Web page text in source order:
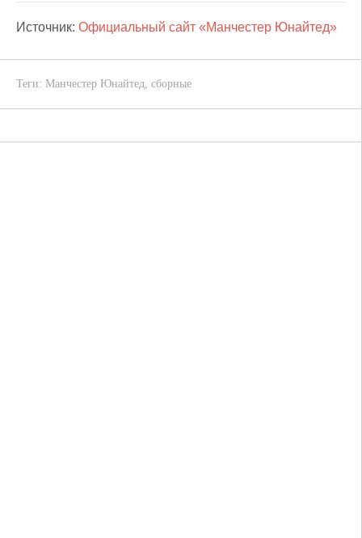
Источник: Официальный сайт «Манчестер Юнайтед»
Теги: Манчестер Юнайтед, сборные